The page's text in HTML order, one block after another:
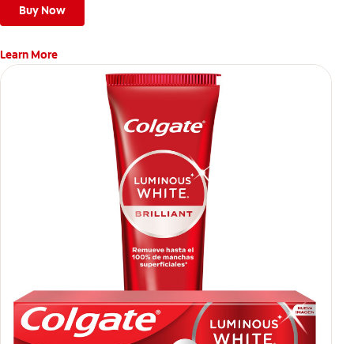
Buy Now
Learn More